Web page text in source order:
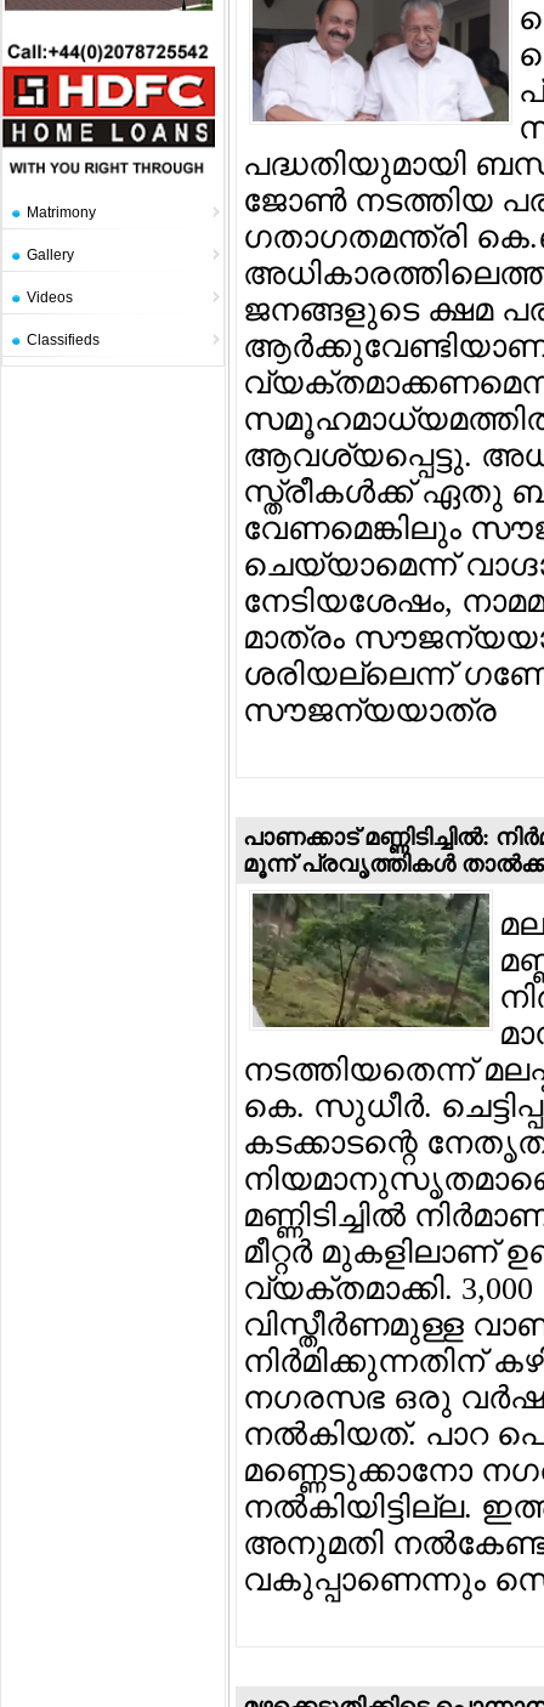
Matrimony
Gallery
Videos
Classifieds
പദ്ധതിയുമായി
ജോണ്‍ നടത്തിയ
ഗതാഗതമന്ത്രി
ജനങ്ങളുടെ ക്ഷമ
ആര്‍ക്കുവേണ്ടിയാണ്
സമൂഹമാധ്യമത്തില്‍
ആവശ്യപ്പെട്ടു.
സ്ത്രീകള്‍ക്ക് ഏതു
വേണമെങ്കിലും
ചെയ്യാമെന്ന്
നേടിയശേഷം,
മാത്രം
ശരിയല്ലെന്ന്
സൗജന്യയാത്ര
പാണക്കാട്
മൂന്ന് പ്രവൃത്തികള്‍
നടത്തിയതെന്ന്
കെ. സുധീര്‍.
കടക്കാടന്റെ
മണ്ണിടിച്ചില്‍
മീറ്റര്‍ മുകളിലാണ്
വ്യക്തമാക്കി.
വിസ്തീര്‍ണമുള്ള
നിര്‍മിക്കുന്നതിന്
നഗരസഭ ഒരു
നല്‍കിയത്. പാറ
മണ്ണെടുക്കാനോ
നല്‍കിയിട്ടില്ല.
അനുമതി
വകുപ്പാണെന്നും